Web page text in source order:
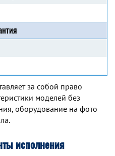
за собой право
моделей без
оборудование на фото
исполнения